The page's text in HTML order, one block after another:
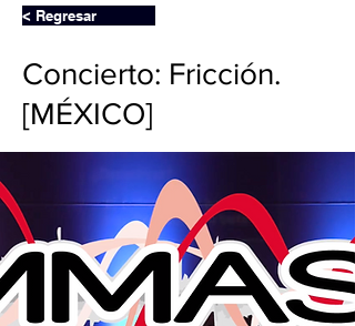
< Regresar
Concierto: Fricción.
[MÉXICO]